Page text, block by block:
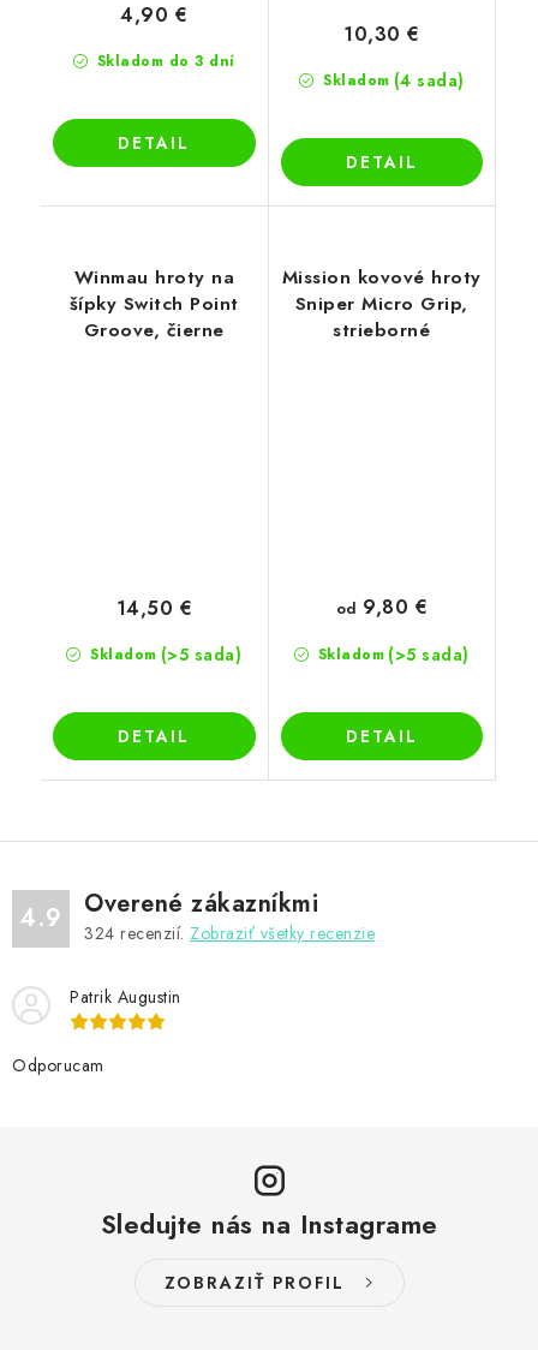
Skladom do 3 dní
4,90 €
DETAIL
Skladom (4 sada)
10,30 €
DETAIL
Winmau hroty na
šípky Switch Point
Groove, čierne
Skladom (>5 sada)
14,50 €
DETAIL
Mission kovové hroty
Sniper Micro Grip,
strieborné
Skladom (>5 sada)
od 9,80 €
DETAIL
4.9 Overené zákazníkmi
324 recenzií. Zobraziť všetky recenzie
Patrik Augustin
Odporucam
Sledujte nás na Instagrame
ZOBRAZIŤ PROFIL